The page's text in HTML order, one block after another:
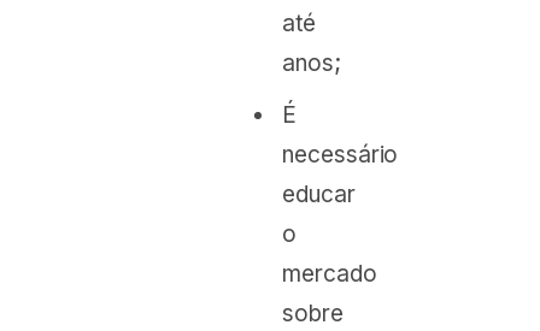
até
anos;
É
necessário
educar
o
mercado
sobre